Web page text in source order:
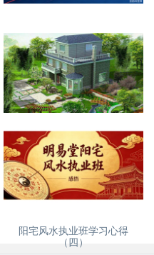
再次紧急提醒，谨防诈骗
自建房、别墅风水怎么看
阳宅风水执业班学习心得
（四）